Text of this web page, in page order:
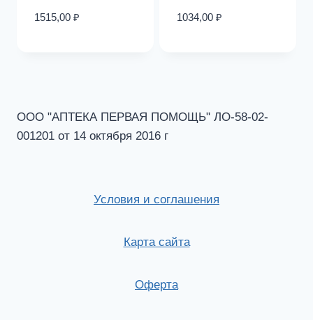
1515,00 ₽ 1034,00 ₽
ООО "АПТЕКА ПЕРВАЯ ПОМОЩЬ" ЛО-58-02-
001201 от 14 октября 2016 г
Условия и соглашения
Карта сайта
Оферта